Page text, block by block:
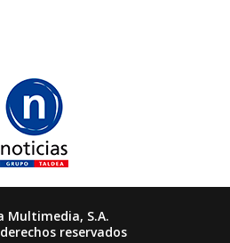
Multimedia, S.A.
reservados